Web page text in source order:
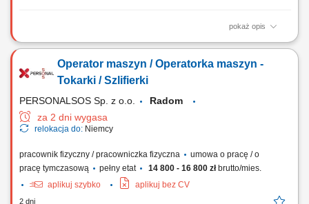
pokaż opis
Zadania: Ustawianie maszyn i nowoczesnych linii montażowych
ciągłość i jakość produkcji. Udział w rozruchu automatycznych linii
„state-of-the-art” oraz próbach montażowych. Przezbrajanie maszyn i
Operator maszyn / Operatorka maszyn -
Tokarki / Szlifierki
PERSONALSOS Sp. z o.o.
Radom
za 2 dni wygasa
relokacja do: Niemcy
pracownik fizyczny / pracowniczka fizyczna
umowa o pracę / o
pracę tymczasową
pełny etat 14 800 - 16 800 złbrutto/mies.
aplikuj szybko
aplikuj bez CV
2 dni